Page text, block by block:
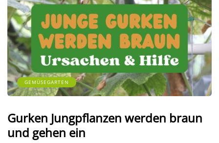
GEMÜSEGARTEN
Gurken Jungpflanzen werden braun
und gehen ein